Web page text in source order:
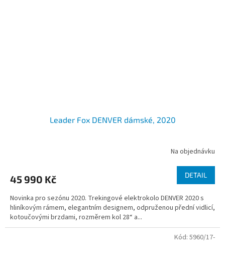
Leader Fox DENVER dámské, 2020
Na objednávku
45 990 Kč DETAIL
Novinka pro sezónu 2020. Trekingové elektrokolo DENVER 2020 s
hliníkovým rámem, elegantním designem, odpruženou přední vidlicí,
kotoučovými brzdami, rozměrem kol 28“ a...
Kód: 5960/17-